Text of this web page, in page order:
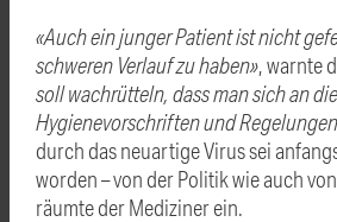
«Auch ein junger Patient ist nicht
schweren Verlauf zu haben», warnte
soll wachrütteln, dass man sich an die
Hygienevorschriften und
durch das neuartige Virus sei
worden – von der Politik wie auch
räumte der Mediziner ein.